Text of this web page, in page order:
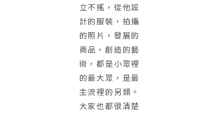
立不搖，從他設
計的服裝，拍攝
的照片，發展的
商品，創造的藝
術，都是小眾裡
的最大眾，是最
主流裡的另類。
大家也都很清楚